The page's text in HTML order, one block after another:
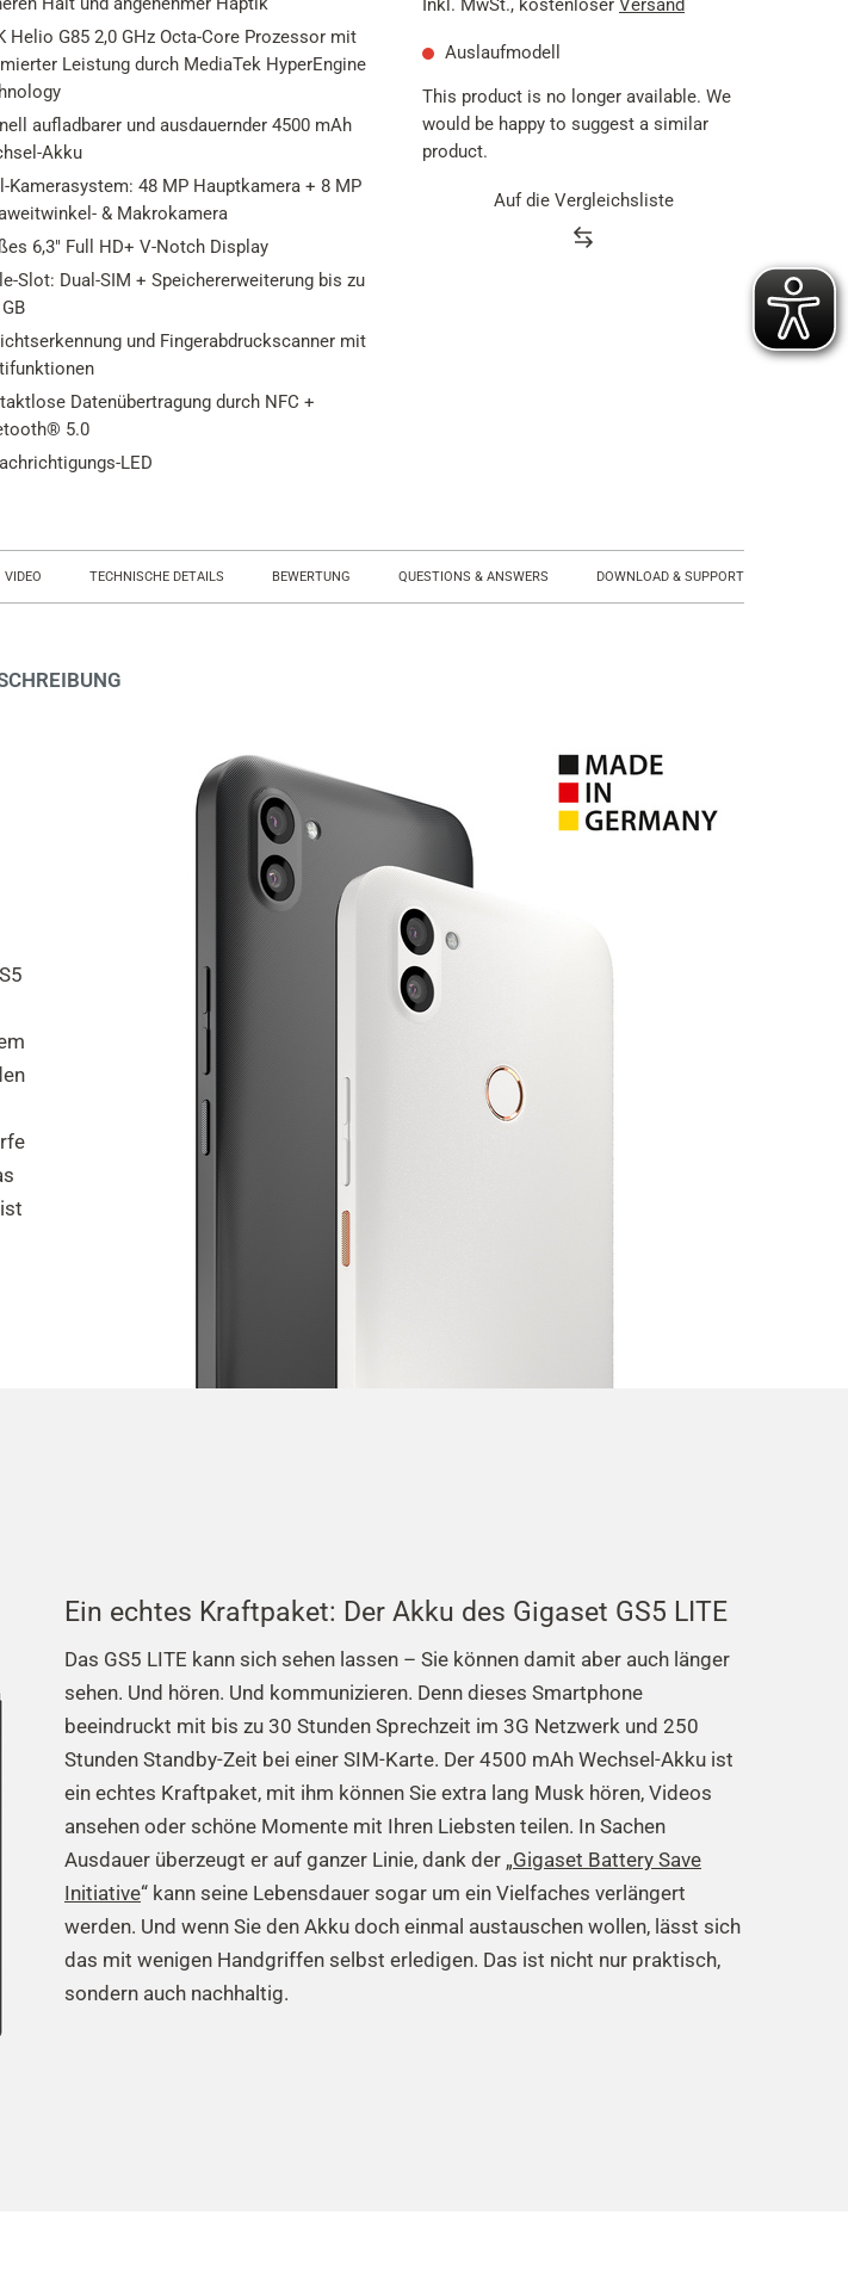
173
Inkl. MwSt., kostenloser Versand
Auslaufmodell
This product is no longer available. We
would be happy to suggest a similar
product.
Auf die Vergleichsliste
Helio G85 2,0 GHz Octa-Core Prozessor mit
Leistung durch MediaTek HyperEngine
aufladbarer und ausdauernder 4500 mAh
Akku
Kamerasystem: 48 MP Hauptkamera + 8 MP
& Makrokamera
6,3" Full HD+ V-Notch Display
Slot: Dual-SIM + Speichererweiterung bis zu
und Fingerabdruckscanner mit
Datenübertragung durch NFC +
5.0
LED
VIDEO TECHNISCHE DETAILS BEWERTUNG QUESTIONS & ANSWERS DOWNLOAD & SUPPORT
Ein echtes Kraftpaket: Der Akku des Gigaset GS5 LITE
Das GS5 LITE kann sich sehen lassen – Sie können damit aber auch länger
sehen. Und hören. Und kommunizieren. Denn dieses Smartphone
beeindruckt mit bis zu 30 Stunden Sprechzeit im 3G Netzwerk und 250
Stunden Standby-Zeit bei einer SIM-Karte. Der 4500 mAh Wechsel-Akku ist
ein echtes Kraftpaket, mit ihm können Sie extra lang Musk hören, Videos
ansehen oder schöne Momente mit Ihren Liebsten teilen. In Sachen
Ausdauer überzeugt er auf ganzer Linie, dank der „Gigaset Battery Save
Initiative“ kann seine Lebensdauer sogar um ein Vielfaches verlängert
werden. Und wenn Sie den Akku doch einmal austauschen wollen, lässt sich
das mit wenigen Handgriffen selbst erledigen. Das ist nicht nur praktisch,
sondern auch nachhaltig.